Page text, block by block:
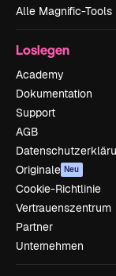
Alle Magnific-Tools
Loslegen
Academy
Dokumentation
Support
AGB
Originale Neu
Cookie-Richtlinie
Vertrauenszentrum
Partner
Unternehmen